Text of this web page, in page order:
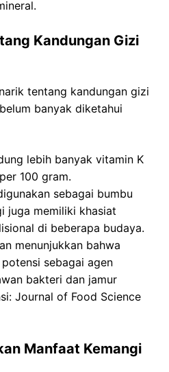
Kandungan Gizi
tentang kandungan gizi
banyak diketahui
lebih banyak vitamin K
100 gram.
sebagai bumbu
juga memiliki khasiat
di beberapa budaya.
menunjukkan bahwa
sebagai agen
bakteri dan jamur
Journal of Food Science
Manfaat Kemangi